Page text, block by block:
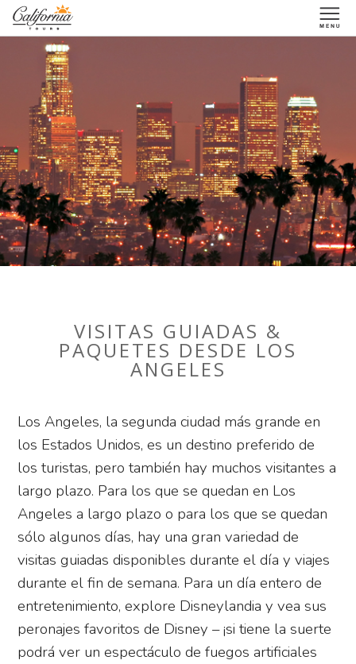
VISITAS GUIADAS &
PAQUETES DESDE LOS
ANGELES
Los Angeles, la segunda ciudad más grande en
los Estados Unidos, es un destino preferido de
los turistas, pero también hay muchos visitantes a
largo plazo. Para los que se quedan en Los
Angeles a largo plazo o para los que se quedan
sólo algunos días, hay una gran variedad de
visitas guiadas disponibles durante el día y viajes
durante el fin de semana. Para un día entero de
entretenimiento, explore Disneylandia y vea sus
peronajes favoritos de Disney – ¡si tiene la suerte
podrá ver un espectáculo de fuegos artificiales